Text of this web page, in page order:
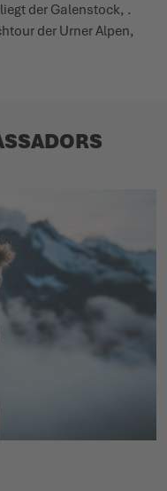
der Galenstock, .
der Urner Alpen,